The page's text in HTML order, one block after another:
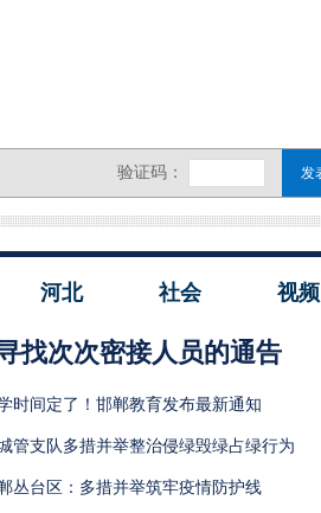
河北 社会 视频
找次次密接人员的通告
时间定了！邯郸教育发布最新通知
管支队多措并举整治侵绿毁绿占绿行为
丛台区：多措并举筑牢疫情防护线